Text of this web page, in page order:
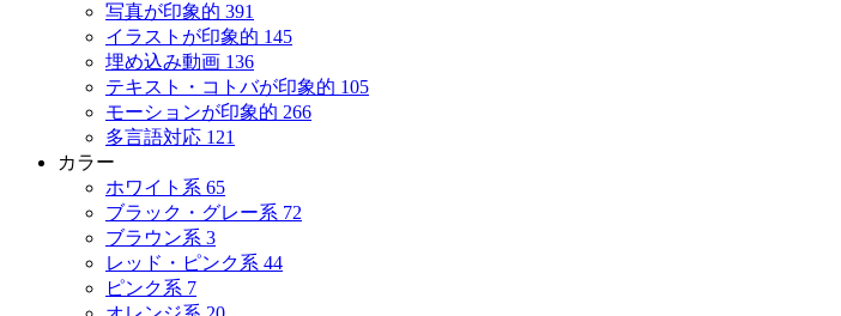
写真が印象的 391
イラストが印象的 145
埋め込み動画 136
テキスト・コトバが印象的 105
モーションが印象的 266
多言語対応 121
カラー
ホワイト系 65
ブラック・グレー系 72
ブラウン系 3
レッド・ピンク系 44
ピンク系 7